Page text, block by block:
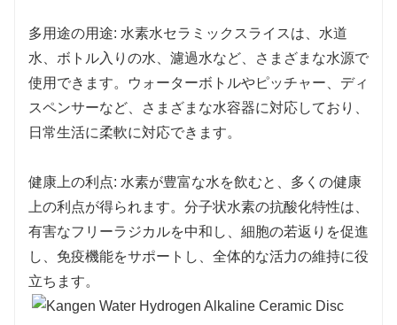
多用途の用途: 水素水セラミックスライスは、水道
水、ボトル入りの水、濾過水など、さまざまな水源で
使用できます。ウォーターボトルやピッチャー、ディ
スペンサーなど、さまざまな水容器に対応しており、
日常生活に柔軟に対応できます。
健康上の利点: 水素が豊富な水を飲むと、多くの健康
上の利点が得られます。分子状水素の抗酸化特性は、
有害なフリーラジカルを中和し、細胞の若返りを促進
し、免疫機能をサポートし、全体的な活力の維持に役
立ちます。